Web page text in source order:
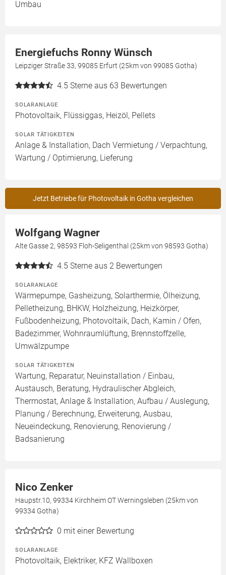
Umbau
Energiefuchs Ronny Wünsch
Leipziger Straße 33, 99085 Erfurt (25km von 99085 Gotha)
4.5 Sterne aus 63 Bewertungen
SOLARANLAGE
Photovoltaik, Flüssiggas, Heizöl, Pellets
SOLAR TÄTIGKEITEN
Anlage & Installation, Dach Vermietung / Verpachtung,
Wartung / Optimierung, Lieferung
Jetzt Betriebe für Photovoltaik in Gotha vergleichen
Wolfgang Wagner
Alte Gasse 2, 98593 Floh-Seligenthal (25km von 98593 Gotha)
4.5 Sterne aus 2 Bewertungen
SOLARANLAGE
Wärmepumpe, Gasheizung, Solarthermie, Ölheizung,
Pelletheizung, BHKW, Holzheizung, Heizkörper,
Fußbodenheizung, Photovoltaik, Dach, Kamin / Ofen,
Badezimmer, Wohnraumlüftung, Brennstoffzelle,
Umwälzpumpe
SOLAR TÄTIGKEITEN
Wartung, Reparatur, Neuinstallation / Einbau,
Austausch, Beratung, Hydraulischer Abgleich,
Thermostat, Anlage & Installation, Aufbau / Auslegung,
Planung / Berechnung, Erweiterung, Ausbau,
Neueindeckung, Renovierung, Renovierung /
Badsanierung
Nico Zenker
Haupstr.10, 99334 Kirchheim OT Werningsleben (25km von
99334 Gotha)
0 mit einer Bewertung
SOLARANLAGE
Photovoltaik, Elektriker, KFZ Wallboxen